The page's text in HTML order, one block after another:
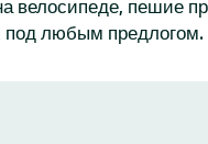
велосипеде, пешие
под любым предлогом.